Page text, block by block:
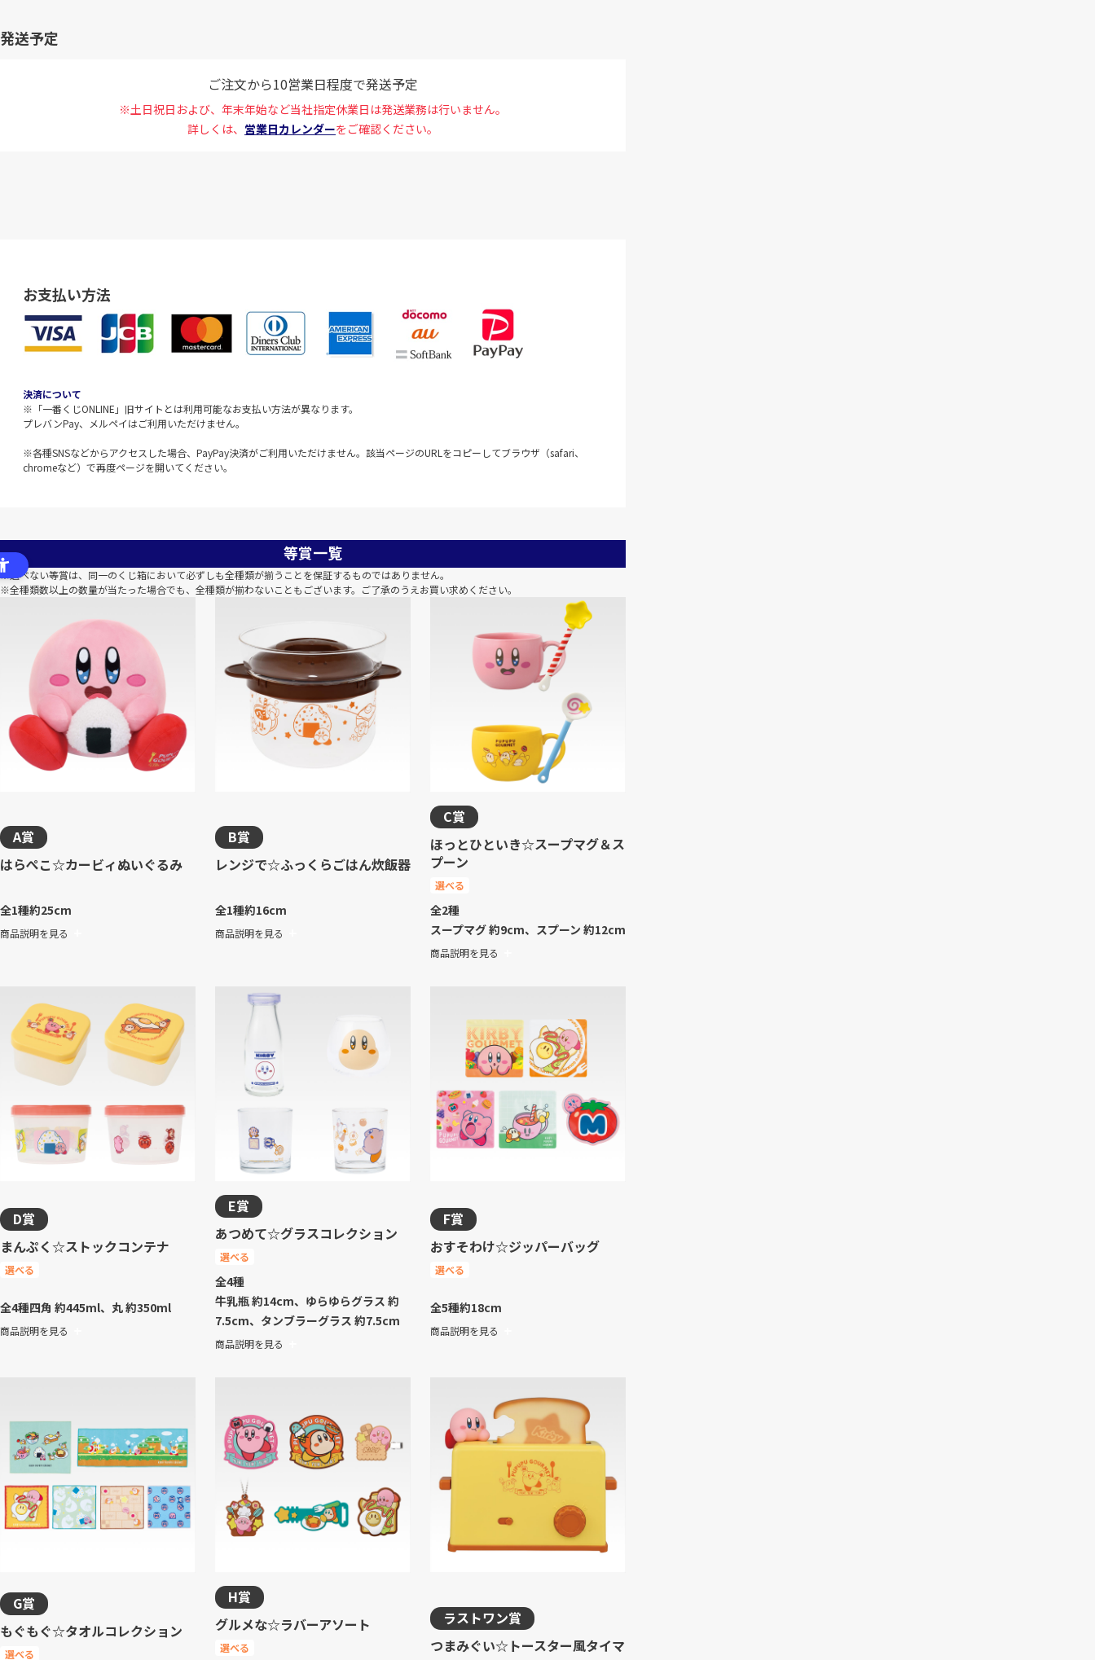
発送予定
ご注文から10営業日程度で発送予定
※土日祝日および、年末年始など当社指定休業日は発送業務は行いません。
詳しくは、 営業日カレンダーをご確認ください。
お支払い方法
決済について
※「一番くじONLINE」旧サイトとは利用可能なお支払い方法が異なります。
プレバンPay、メルペイはご利用いただけません。
※各種SNSなどからアクセスした場合、PayPay決済がご利用いただけません。該当ページのURLをコピーしてブラウザ（safari、
chromeなど）で再度ページを開いてください。
等賞一覧
※選べない等賞は、同一のくじ箱において必ずしも全種類が揃うことを保証するものではありません。
※全種類数以上の数量が当たった場合でも、全種類が揃わないこともございます。ご了承のうえお買い求めください。
A賞
はらぺこ☆カービィぬいぐるみ
全1種約25cm
商品説明を見る
B賞
レンジで☆ふっくらごはん炊飯器
全1種約16cm
商品説明を見る
C賞
ほっとひといき☆スープマグ＆ス
プーン
選べる
全2種
スープマグ 約9cm、スプーン 約12cm
商品説明を見る
D賞
まんぷく☆ストックコンテナ
選べる
全4種四角 約445ml、丸 約350ml
商品説明を見る
E賞
あつめて☆グラスコレクション
選べる
全4種
牛乳瓶 約14cm、ゆらゆらグラス 約
7.5cm、タンブラーグラス 約7.5cm
商品説明を見る
F賞
おすそわけ☆ジッパーバッグ
選べる
全5種約18cm
商品説明を見る
G賞
もぐもぐ☆タオルコレクション
選べる
H賞
グルメな☆ラバーアソート
選べる
ラストワン賞
つまみぐい☆トースター風タイマ